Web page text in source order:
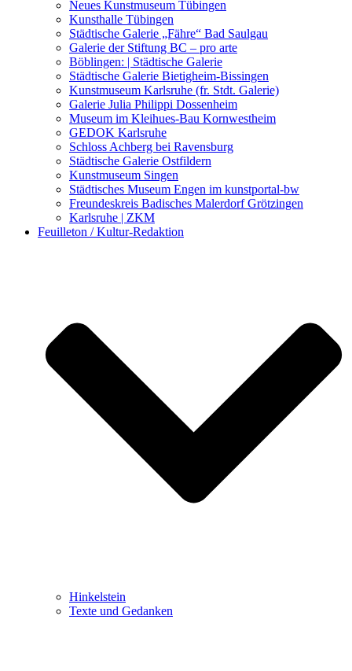
Kunstwettbewerbe, Ausschreibungen für Künstler
Neues Kunstmuseum Tübingen
Kunsthalle Tübingen
Städtische Galerie „Fähre“ Bad Saulgau
Galerie der Stiftung BC – pro arte
Böblingen: | Städtische Galerie
Städtische Galerie Bietigheim-Bissingen
Kunstmuseum Karlsruhe (fr. Stdt. Galerie)
Galerie Julia Philippi Dossenheim
Museum im Kleihues-Bau Kornwestheim
GEDOK Karlsruhe
Schloss Achberg bei Ravensburg
Städtische Galerie Ostfildern
Kunstmuseum Singen
Städtisches Museum Engen im kunstportal-bw
Freundeskreis Badisches Malerdorf Grötzingen
Karlsruhe | ZKM
Feuilleton / Kultur-Redaktion
Hinkelstein
Texte und Gedanken